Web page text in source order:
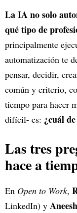
La IA no solo
qué tipo de
principalmente
automatización te
pensar, decidir,
común y criterio,
tiempo para hacer
difícil- es: ¿cuál
Las tres
hace a
En Open to Work,
LinkedIn) y